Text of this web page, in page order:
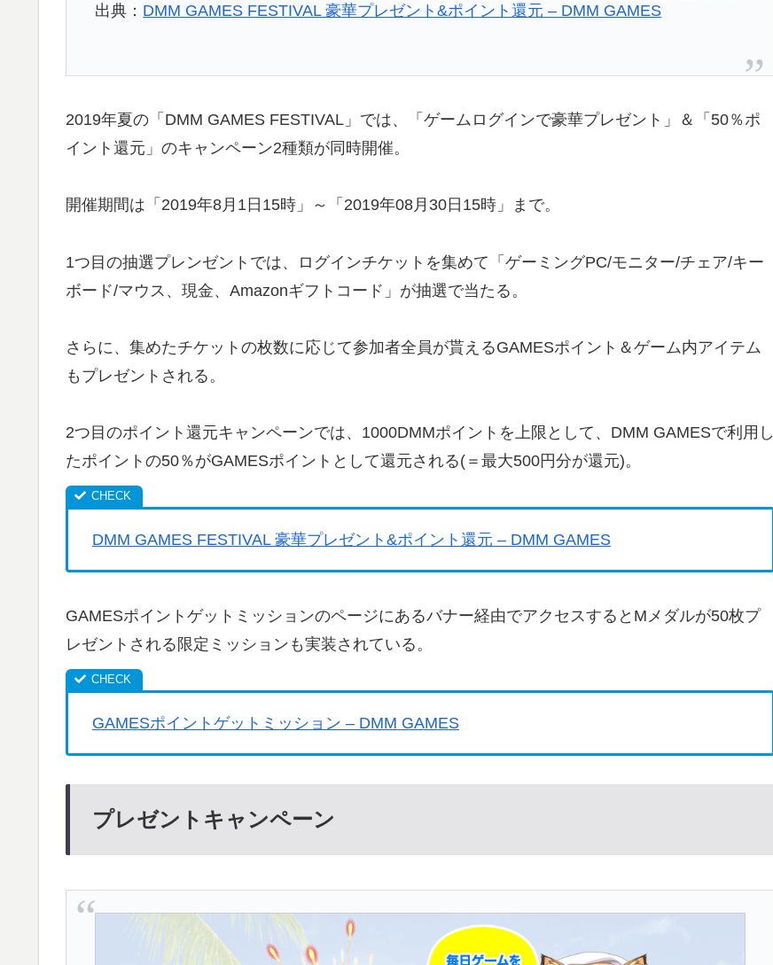
出典： DMM GAMES FESTIVAL 豪華プレゼント&ポイント還元 – DMM GAMES
2019年夏の「DMM GAMES FESTIVAL」では、「ゲームログインで豪華プレゼント」＆「50％ポ
イント還元」のキャンペーン2種類が同時開催。
開催期間は「2019年8月1日15時」～「2019年08月30日15時」まで。
1つ目の抽選プレンゼントでは、ログインチケットを集めて「ゲーミングPC/モニター/チェア/キー
ボード/マウス、現金、Amazonギフトコード」が抽選で当たる。
さらに、集めたチケットの枚数に応じて参加者全員が貰えるGAMESポイント＆ゲーム内アイテム
もプレゼントされる。
2つ目のポイント還元キャンペーンでは、1000DMMポイントを上限として、DMM GAMESで利用し
たポイントの50％がGAMESポイントとして還元される(＝最大500円分が還元)。
DMM GAMES FESTIVAL 豪華プレゼント&ポイント還元 – DMM GAMES
GAMESポイントゲットミッションのページにあるバナー経由でアクセスするとMメダルが50枚プ
レゼントされる限定ミッションも実装されている。
GAMESポイントゲットミッション – DMM GAMES
プレゼントキャンペーン